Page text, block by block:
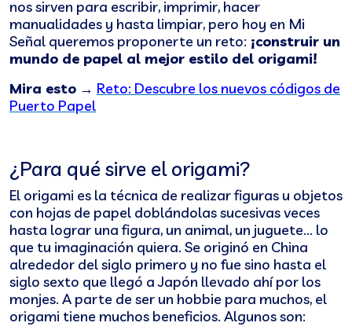
nos sirven para escribir, imprimir, hacer
manualidades y hasta limpiar, pero hoy en Mi
Señal queremos proponerte un reto: ¡construir un
mundo de papel al mejor estilo del origami!
Mira esto → Reto: Descubre los nuevos códigos de
Puerto Papel
¿Para qué sirve el origami?
El origami es la técnica de realizar figuras u objetos
con hojas de papel doblándolas sucesivas veces
hasta lograr una figura, un animal, un juguete... lo
que tu imaginación quiera. Se originó en China
alrededor del siglo primero y no fue sino hasta el
siglo sexto que llegó a Japón llevado ahí por los
monjes. A parte de ser un hobbie para muchos, el
origami tiene muchos beneficios. Algunos son: